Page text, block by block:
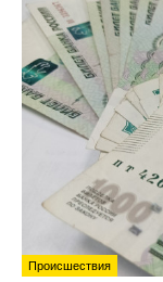
Происшествия